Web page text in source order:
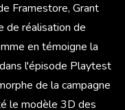
Framestore, Grant
de réalisation de
en témoigne la
l'épisode Playtest
de la campagne
le modèle 3D des